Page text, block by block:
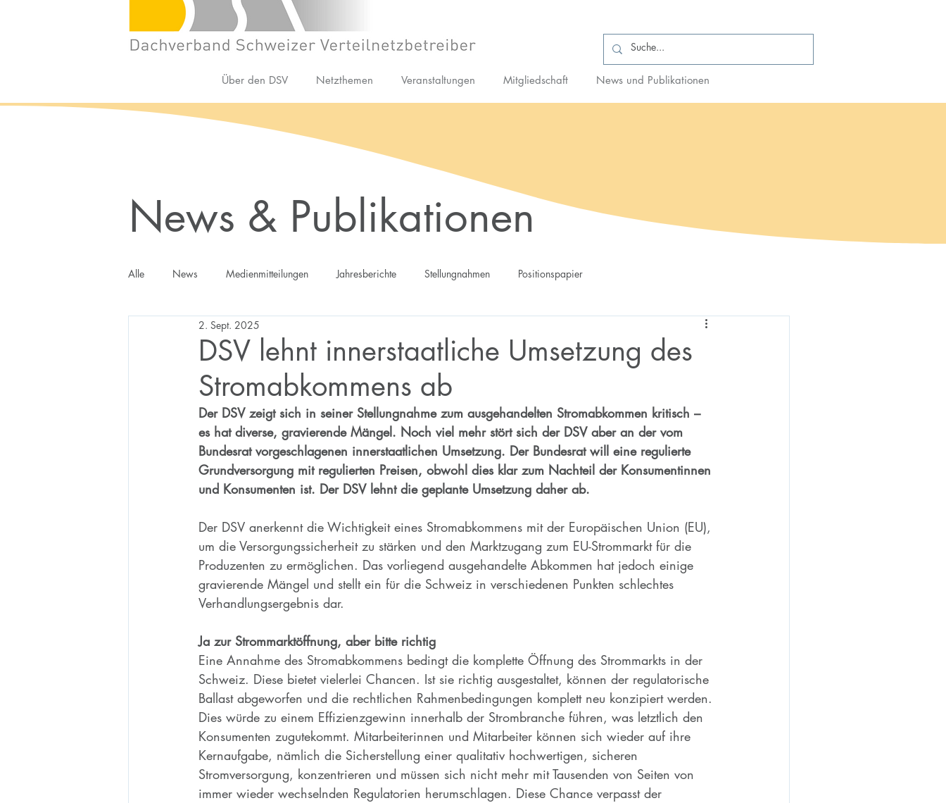
Über den DSV Netzthemen Veranstaltungen Mitgliedschaft News und Publikationen
News & Publikationen
Alle News Medienmitteilungen Jahresberichte Stellungnahmen Positionspapier
DSV lehnt innerstaatliche Umsetzung des
Stromabkommens ab
2. Sept. 2025
Der DSV zeigt sich in seiner Stellungnahme zum ausgehandelten Stromabkommen kritisch –
es hat diverse, gravierende Mängel. Noch viel mehr stört sich der DSV aber an der vom
Bundesrat vorgeschlagenen innerstaatlichen Umsetzung. Der Bundesrat will eine regulierte
Grundversorgung mit regulierten Preisen, obwohl dies klar zum Nachteil der Konsumentinnen
und Konsumenten ist. Der DSV lehnt die geplante Umsetzung daher ab.
Der DSV anerkennt die Wichtigkeit eines Stromabkommens mit der Europäischen Union (EU),
um die Versorgungssicherheit zu stärken und den Marktzugang zum EU-Strommarkt für die
Produzenten zu ermöglichen. Das vorliegend ausgehandelte Abkommen hat jedoch einige
gravierende Mängel und stellt ein für die Schweiz in verschiedenen Punkten schlechtes
Verhandlungsergebnis dar.
Ja zur Strommarktöffnung, aber bitte richtig
Eine Annahme des Stromabkommens bedingt die komplette Öffnung des Strommarkts in der
Schweiz. Diese bietet vielerlei Chancen. Ist sie richtig ausgestaltet, können der regulatorische
Ballast abgeworfen und die rechtlichen Rahmenbedingungen komplett neu konzipiert werden.
Dies würde zu einem Effizienzgewinn innerhalb der Strombranche führen, was letztlich den
Konsumenten zugutekommt. Mitarbeiterinnen und Mitarbeiter können sich wieder auf ihre
Kernaufgabe, nämlich die Sicherstellung einer qualitativ hochwertigen, sicheren
Stromversorgung, konzentrieren und müssen sich nicht mehr mit Tausenden von Seiten von
immer wieder wechselnden Regulatorien herumschlagen. Diese Chance verpasst der